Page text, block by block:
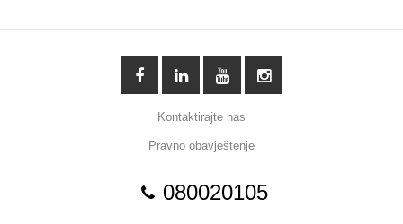
Kontaktirajte nas
Pravno obavještenje
080020105